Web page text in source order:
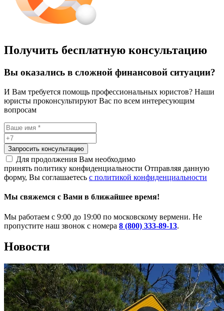
Получить бесплатную консультацию
Вы оказались в сложной финансовой ситуации?
И Вам требуется помощь профессиональных юристов? Наши
юристы проконсультируют Вас по всем интересующим
вопросам
Запросить консультацию
Для продолжения Вам необходимо
принять политику конфиденциальности Отправляя данную
форму, Вы соглашаетесь с политикой конфиденциальности
Мы свяжемся с Вами в ближайшее время!
Мы работаем с 9:00 до 19:00 по московскому вермени. Не
пропустите наш звонок с номера 8 (800) 333-89-13.
Новости